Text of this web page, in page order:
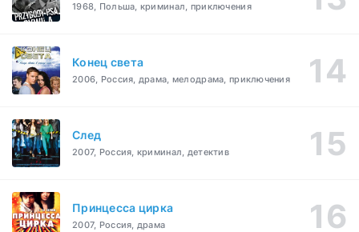
1968, Польша, криминал, приключения
Конец света
2006, Россия, драма, мелодрама, приключения
След
2007, Россия, криминал, детектив
Принцесса цирка
2007, Россия, драма